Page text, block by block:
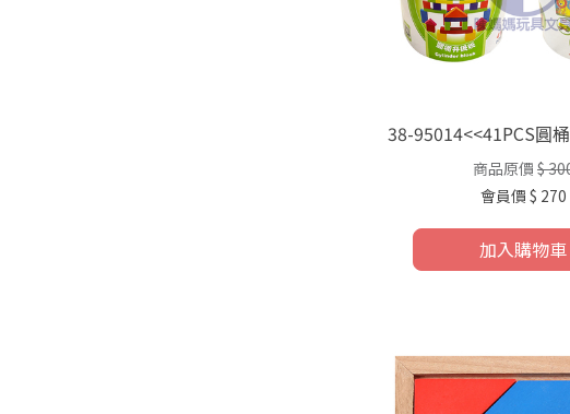
38-95014<<41PCS圓
商品原價 $
會員價 $ 270
加入購物車